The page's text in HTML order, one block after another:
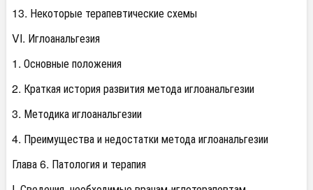
13. Некоторые терапевтические схемы
VI. Иглоанальгезия
1. Основные положения
2. Краткая история развития метода иглоанальгезии
3. Методика иглоанальгезии
4. Преимущества и недостатки метода иглоанальгезии
Глава 6. Патология и терапия